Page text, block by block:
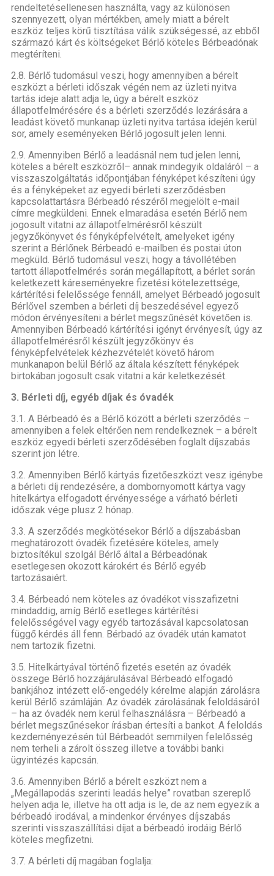
rendeltetésellenesen használta, vagy az különösen
szennyezett, olyan mértékben, amely miatt a bérelt
eszköz teljes körű tisztítása válik szükségessé, az ebből
származó kárt és költségeket Bérlő köteles Bérbeadónak
megtéríteni.
2.8. Bérlő tudomásul veszi, hogy amennyiben a bérelt
eszközt a bérleti időszak végén nem az üzleti nyitva
tartás ideje alatt adja le, úgy a bérelt eszköz
állapotfelmérésére és a bérleti szerződés lezárására a
leadást követő munkanap üzleti nyitva tartása idején kerül
sor, amely eseményeken Bérlő jogosult jelen lenni.
2.9. Amennyiben Bérlő a leadásnál nem tud jelen lenni,
köteles a bérelt eszközről– annak mindegyik oldaláról – a
visszaszolgáltatás időpontjában fényképet készíteni úgy
és a fényképeket az egyedi bérleti szerződésben
kapcsolattartásra Bérbeadó részéről megjelölt e-mail
címre megküldeni. Ennek elmaradása esetén Bérlő nem
jogosult vitatni az állapotfelmérésről készült
jegyzőkönyvet és fényképfelvételt, amelyeket igény
szerint a Bérlőnek Bérbeadó e-mailben és postai úton
megküld. Bérlő tudomásul veszi, hogy a távollétében
tartott állapotfelmérés során megállapított, a bérlet során
keletkezett káreseményekre fizetési kötelezettsége,
kártérítési felelőssége fennáll, amelyet Bérbeadó jogosult
Bérlővel szemben a bérleti díj beszedésével egyező
módon érvényesíteni a bérlet megszűnését követően is.
Amennyiben Bérbeadó kártérítési igényt érvényesít, úgy az
állapotfelmérésről készült jegyzőkönyv és
fényképfelvételek kézhezvételét követő három
munkanapon belül Bérlő az általa készített fényképek
birtokában jogosult csak vitatni a kár keletkezését.
3. Bérleti díj, egyéb díjak és óvadék
3.1. A Bérbeadó és a Bérlő között a bérleti szerződés –
amennyiben a felek eltérően nem rendelkeznek – a bérelt
eszköz egyedi bérleti szerződésében foglalt díjszabás
szerint jön létre.
3.2. Amennyiben Bérlő kártyás fizetőeszközt vesz igénybe
a bérleti díj rendezésére, a dombornyomott kártya vagy
hitelkártya elfogadott érvényessége a várható bérleti
időszak vége plusz 2 hónap.
3.3. A szerződés megkötésekor Bérlő a díjszabásban
meghatározott óvadék fizetésére köteles, amely
biztosítékul szolgál Bérlő által a Bérbeadónak
esetlegesen okozott károkért és Bérlő egyéb
tartozásaiért.
3.4. Bérbeadó nem köteles az óvadékot visszafizetni
mindaddig, amíg Bérlő esetleges kártérítési
felelősségével vagy egyéb tartozásával kapcsolatosan
függő kérdés áll fenn. Bérbadó az óvadék után kamatot
nem tartozik fizetni.
3.5. Hitelkártyával történő fizetés esetén az óvadék
összege Bérlő hozzájárulásával Bérbeadó elfogadó
bankjához intézett elő-engedély kérelme alapján zárolásra
kerül Bérlő szám­láján. Az óvadék zárolásának feloldásáról
– ha az óvadék nem kerül felhasználásra – Bérbeadó a
bérlet megszűnésekor írásban értesíti a bankot. A feloldás
kezdeménye­zésén túl Bérbeadót semmilyen felelősség
nem terheli a zárolt összeg illetve a további banki
ügyintézés kapcsán.
3.6. Amennyiben Bérlő a bérelt eszközt nem a
„Megállapodás szerinti leadás helye” rovatban szereplő
helyen adja le, illetve ha ott adja is le, de az nem egyezik a
bérbeadó irodával, a mindenkor érvényes díjszabás
szerinti visszaszállítási díjat a bérbeadó irodáig Bérlő
köteles megfizetni.
3.7. A bérleti díj magában foglalja: